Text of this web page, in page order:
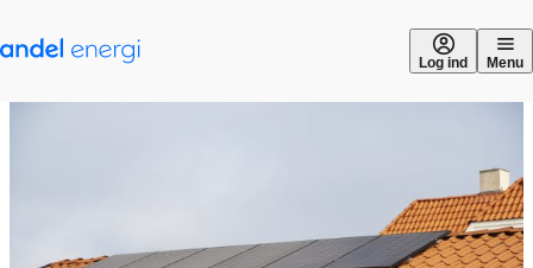
Log ind Menu